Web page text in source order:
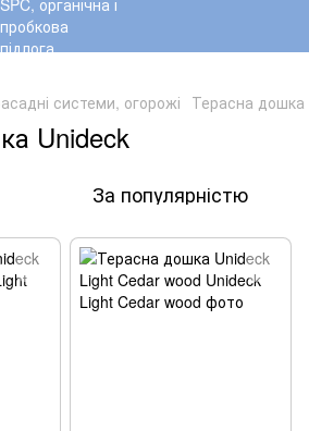
системи, огорожі Терасна дошка
Unideck
За популярністю